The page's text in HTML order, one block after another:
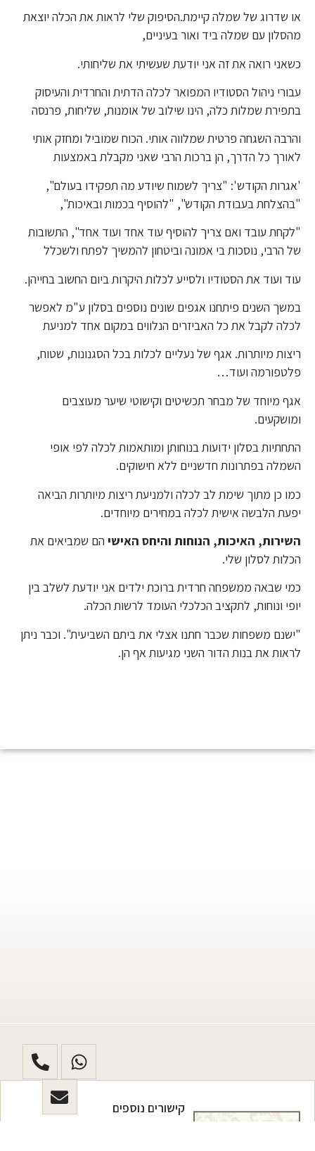
או שדרוג של שמלה קיימת.הסיפוק שלי לראות את הכלה יוצאת
מהסלון עם שמלה ביד ואור בעיניים,
כשאני רואה את זה אני יודעת שעשיתי את שליחותי.
עבורי ניהול הסטודיו המפואר לכלה הדתית והחרדית והעיסוק
בתפירת שמלות כלה, הינו שילוב של אומנות, שליחות, פרנסה
והרבה השגחה פרטית שמלווה אותי. הכוח שמוביל ומחזק אותי
לאורך כל הדרך, הן ברכות הרבי שאני מקבלת באמצעות
'אגרות הקודש': "צריך לשמוח שיודע מה תפקידו בעולם",
"בהצלחת בעבודת הקודש", "להוסיף בכמות ובאיכות",
"לקחת עובד ואם צריך להוסיף עוד אחד ועוד אחד", התשובות
של הרבי, נוסכות בי אמונה וביטחון להמשיך לפתח ולשכלל
עוד ועוד את הסטודיו ולסייע לכלות היקרות ביום החשוב בחייהן.
במשך השנים פיתחנו אגפים שונים נוספים בסלון ע"מ לאפשר
לכלה לקבל את כל האביזרים הנלווים במקום אחד למניעת
ריצות מיותרות. אגף של נעליים לכלות בכל הסגנונות, שטוח,
פלטפורמה ועוד…
אגף מיוחד של מבחר תכשיטים וקישוטי שיער מעוצבים
ומושקעים.
התחתיות בסלון ידועות בנוחותן ומותאמות לכלה לפי אופי
השמלה בפתרונות חדשניים ללא חישוקים.
כמו כן מתוך שימת לב לכלה ולמניעת ריצות מיותרות הביאה
יפעת הלבשה אישית לכלה במחירים מיוחדים.
השירות, האיכות, הנוחות והיחס האישי הם שמביאים את
הכלות לסלון שלי.
כמי שבאה ממשפחה חרדית ברוכת ילדים אני יודעת לשלב בין
יופי ונוחות, לתקציב הכלכלי העומד לרשות הכלה.
"ישנם משפחות שכבר חתנו אצלי את ביתם השביעית". וכבר ניתן
לראות את בנות הדור השני מגיעות אף הן.
קישורים נוספים